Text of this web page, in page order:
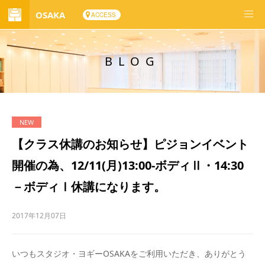
OSAKA ACCESS
BLOG
【クラス休講のお知らせ】ピジョンイベント
開催の為、12/11(月)13:00-ボディⅡ・14:30
－ボディⅠ休講になります。
2017年12月07日
いつもスタジオ・ヨギーOSAKAをご利用いただき、ありがとう